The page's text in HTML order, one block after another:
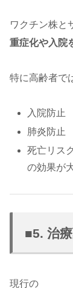
ワクチン株と
重症化や入院
特に高齢者で
入院防止
肺炎防止
死亡リス
の効果が
■5. 治
現行の